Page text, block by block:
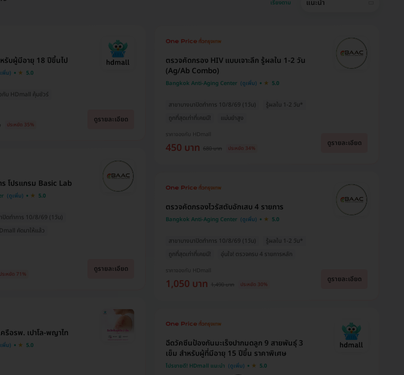
เรียงตาม แนะนำ
กับ HDmall คุ้มชัวร์
รับผู้มีอายุ 18 ปีขึ้นไป
5.0
ประหยัด 35%
ดูรายละเอียด
ปิดทำการ 10/8/69 (1วัน)
คัดมาให้แล้ว
โปรแกรม Basic Lab
5.0
ประหยัด 71%
ดูรายละเอียด
รือรพ. เปาโล-พญาไท
5.0
สาขาบางนาปิดทำการ 10/8/69 (1วัน)
รู้ผลใน 1-2 วัน*
ถูกที่สุดเท่าที่เคยมี!
แม่นยำสูง
ตรวจคัดกรอง HIV แบบเจาะลึก รู้ผลใน 1-2 วัน
(Ag/Ab Combo)
Bangkok Anti-Aging Center 5.0
ราคาจองกับ HDmall
450 บาท 680 บาท ประหยัด 34%
ดูรายละเอียด
สาขาบางนาปิดทำการ 10/8/69 (1วัน)
รู้ผลใน 1-2 วัน*
ถูกที่สุดเท่าที่เคยมี!
อุ่นใจ! ตรวจครบ 4 รายการหลัก
ตรวจคัดกรองไวรัสตับอักเสบ 4 รายการ
Bangkok Anti-Aging Center 5.0
ราคาจองกับ HDmall
1,050 บาท 1,490 บาท ประหยัด 30%
ดูรายละเอียด
ฉีดวัคซีนป้องกันมะเร็งปากมดลูก 9 สายพันธุ์ 3
เข็ม สำหรับผู้ที่มีอายุ 15 ปีขึ้น ราคาพิเศษ
โปรขายดี! HDmall แนะนำ 5.0